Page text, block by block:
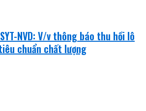
NVD: V/v thông báo thu hồi lô
chuẩn chất lượng